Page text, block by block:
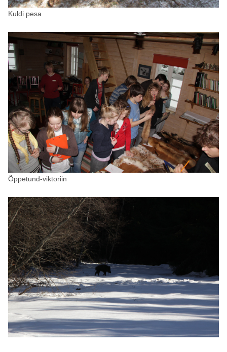
Kuldi pesa
Õppetund-viktoriin